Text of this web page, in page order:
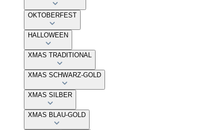
OKTOBERFEST
HALLOWEEN
XMAS TRADITIONAL
XMAS SCHWARZ-GOLD
XMAS SILBER
XMAS BLAU-GOLD